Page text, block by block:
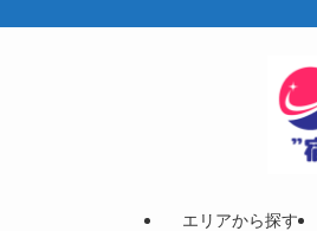
エリアから探す